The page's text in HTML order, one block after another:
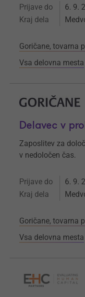
Prijave do 6. 9.
Kraj dela
Goričane, tovarna
Vsa delovna mesta
Delavec v
Zaposlitev za
v nedoločen čas.
Prijave do 6. 9.
Kraj dela
Goričane, tovarna
Vsa delovna mesta